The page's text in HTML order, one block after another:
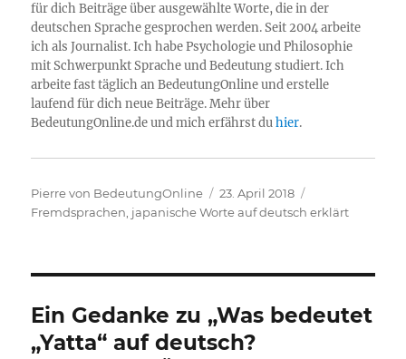
für dich Beiträge über ausgewählte Worte, die in der
deutschen Sprache gesprochen werden. Seit 2004 arbeite
ich als Journalist. Ich habe Psychologie und Philosophie
mit Schwerpunkt Sprache und Bedeutung studiert. Ich
arbeite fast täglich an BedeutungOnline und erstelle
laufend für dich neue Beiträge. Mehr über
BedeutungOnline.de und mich erfährst duhier.
Autor
Pierre von BedeutungOnline
Veröffentlicht
am
23. April 2018
Fremdsprachen japanische Worte auf deutsch erklärt
Ein Gedanke zu „Was bedeutet
„Yatta“ auf deutsch?